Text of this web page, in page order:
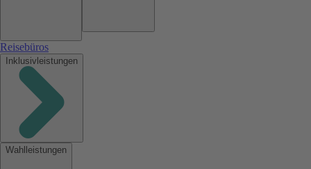
Reisebüros
Inklusivleistungen
Wahlleistungen